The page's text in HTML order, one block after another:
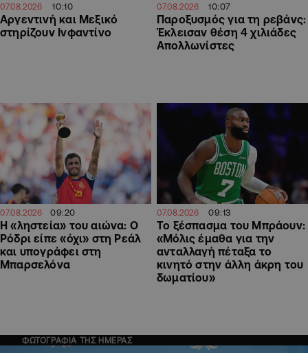
07.08.2026 10:10
Αργεντινή και Μεξικό
στηρίζουν Ινφαντίνο
07.08.2026 10:07
Παροξυσμός για τη ρεβάνς:
Έκλεισαν θέση 4 χιλιάδες
Απολλωνίστες
07.08.2026 09:20
Η «ληστεία» του αιώνα: Ο
Ρόδρι είπε «όχι» στη Ρεάλ
και υπογράφει στη
Μπαρσελόνα
07.08.2026 09:13
Το ξέσπασμα του Μπράουν:
«Μόλις έμαθα για την
ανταλλαγή πέταξα το
κινητό στην άλλη άκρη του
δωματίου»
ΦΩΤΟΓΡΑΦΙΑ ΤΗΣ ΗΜΕΡΑΣ